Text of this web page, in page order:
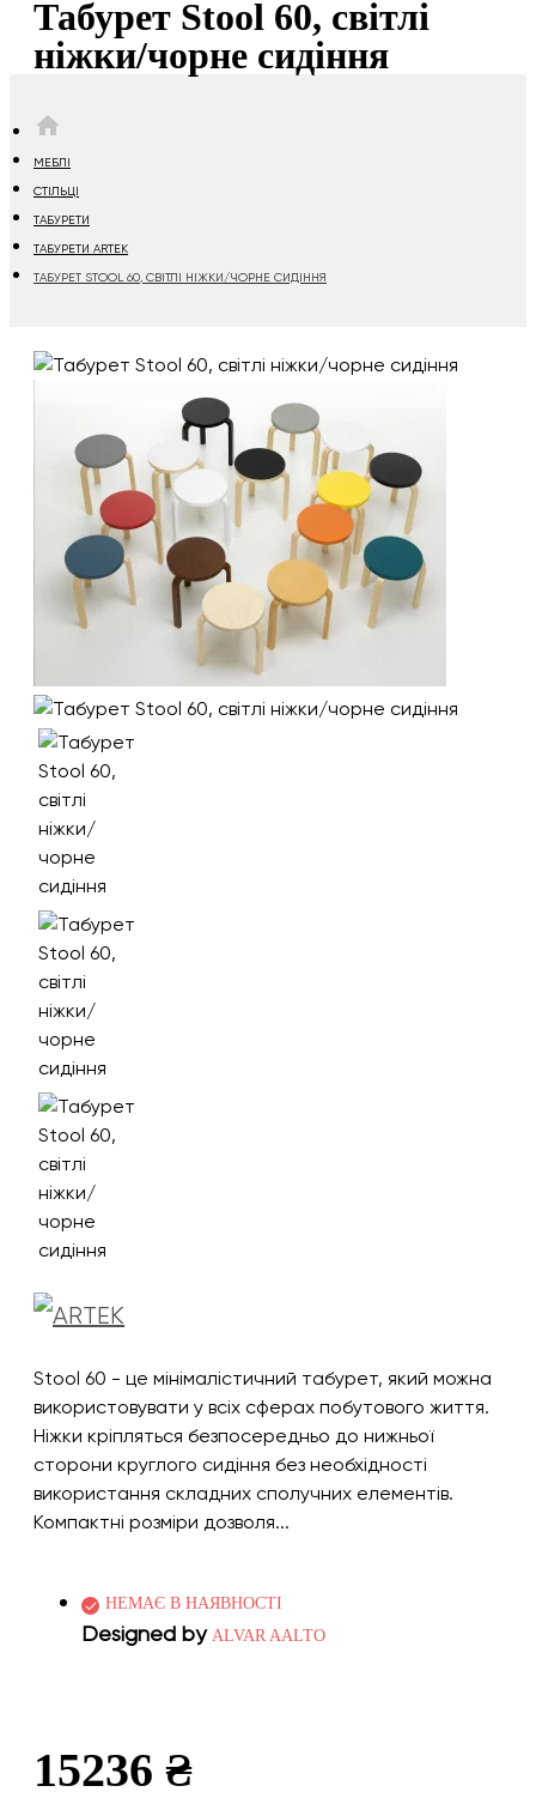
Табурет Stool 60, світлі
ніжки/чорне сидіння
МЕБЛІ
СТІЛЬЦІ
ТАБУРЕТИ
ТАБУРЕТИ ARTEK
ТАБУРЕТ STOOL 60, СВІТЛІ НІЖКИ/ЧОРНЕ СИДІННЯ
Stool 60 - це мінімалістичний табурет, який можна
використовувати у всіх сферах побутового життя.
Ніжки кріпляться безпосередньо до нижньої
сторони круглого сидіння без необхідності
використання складних сполучних елементів.
Компактні розміри дозволя...
НЕМАЄ В НАЯВНОСТІ
Designed by ALVAR AALTO
15236 ₴